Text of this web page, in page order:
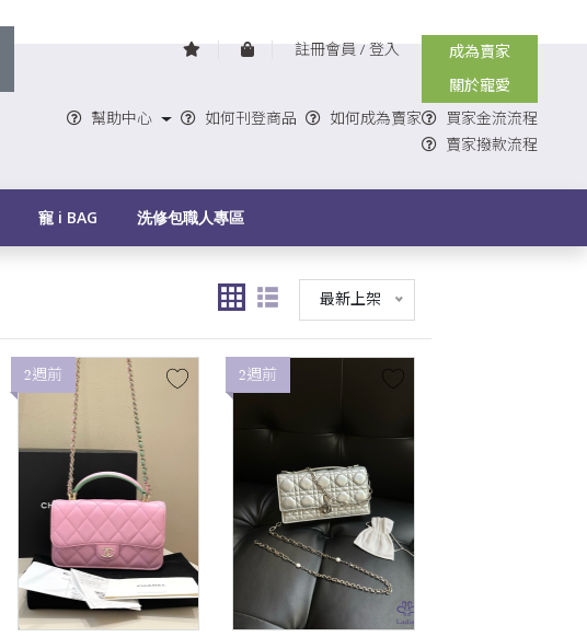
註冊會員 /登入
成為賣家
關於寵愛
幫助中心
如何刊登商品 如何成為賣家
買家金流流程
賣家撥款流程
寵 i BAG 洗修包職人專區
最新上架
2週前 2週前